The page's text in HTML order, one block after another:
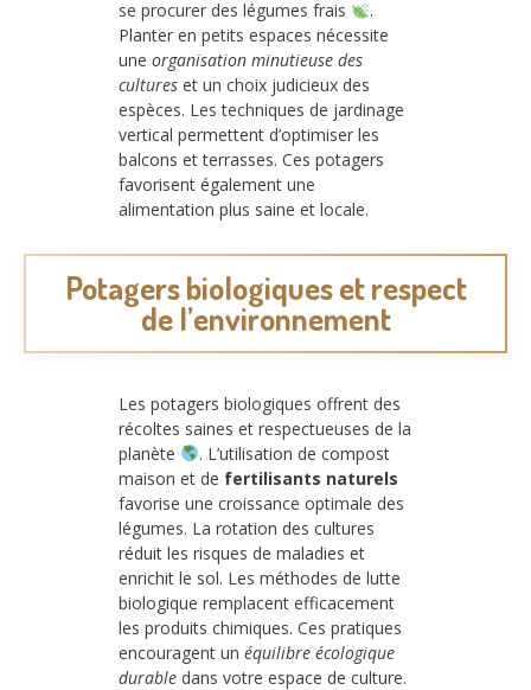
se procurer des légumes frais
.
Planter en petits espaces nécessite
une organisation minutieuse des
cultures et un choix judicieux des
espèces. Les techniques de jardinage
vertical permettent d’optimiser les
balcons et terrasses. Ces potagers
favorisent également une
alimentation plus saine et locale.
Potagers biologiques et respect
de l’environnement
Les potagers biologiques offrent des
récoltes saines et respectueuses de la
planète
. L’utilisation de compost
maison et de fertilisants naturels
favorise une croissance optimale des
légumes. La rotation des cultures
réduit les risques de maladies et
enrichit le sol. Les méthodes de lutte
biologique remplacent efficacement
les produits chimiques. Ces pratiques
encouragent un équilibre écologique
durable dans votre espace de culture.